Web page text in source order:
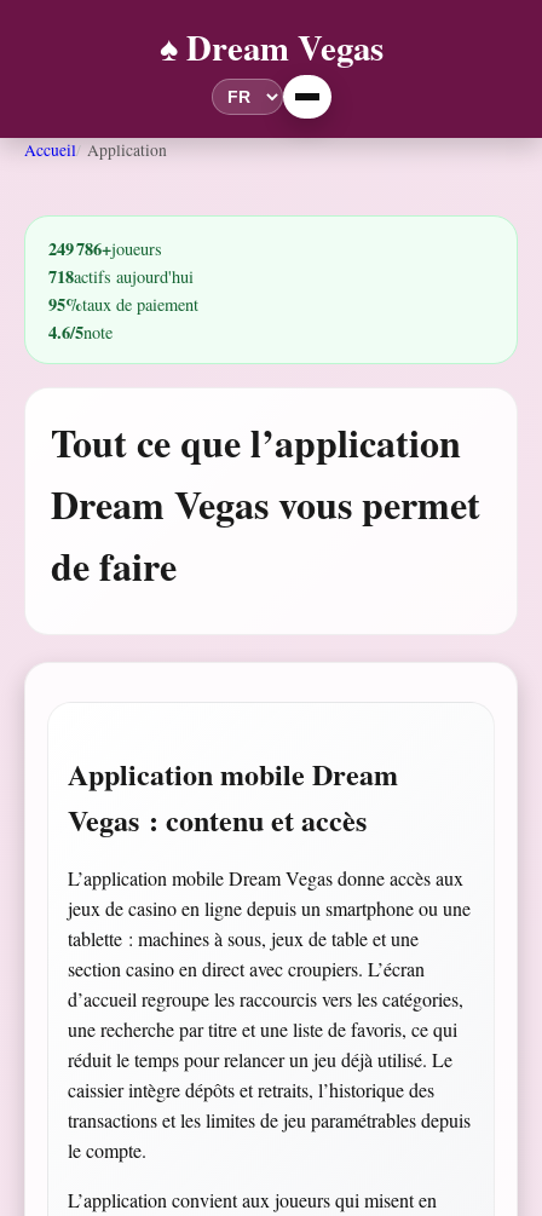
♠️ Dream Vegas
Accueil Application
249 786+joueurs
718actifs aujourd'hui
95%taux de paiement
4.6/5note
Tout ce que l’application
Dream Vegas vous permet
de faire
Application mobile Dream
Vegas : contenu et accès
L’application mobile Dream Vegas donne accès aux
jeux de casino en ligne depuis un smartphone ou une
tablette : machines à sous, jeux de table et une
section casino en direct avec croupiers. L’écran
d’accueil regroupe les raccourcis vers les catégories,
une recherche par titre et une liste de favoris, ce qui
réduit le temps pour relancer un jeu déjà utilisé. Le
caissier intègre dépôts et retraits, l’historique des
transactions et les limites de jeu paramétrables depuis
le compte.
L’application convient aux joueurs qui misent en